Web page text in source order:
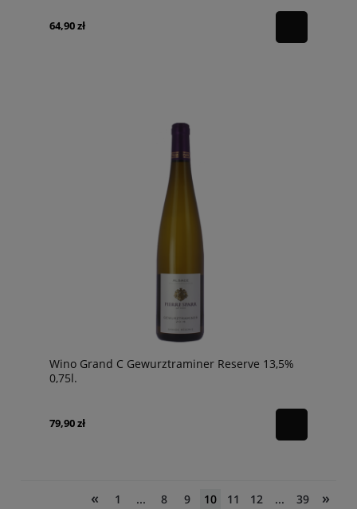
64,90 zł
Wino Grand C Gewurztraminer Reserve 13,5%
0,75l.
79,90 zł
« 1 ... 8 9 10 11 12 ... 39 »